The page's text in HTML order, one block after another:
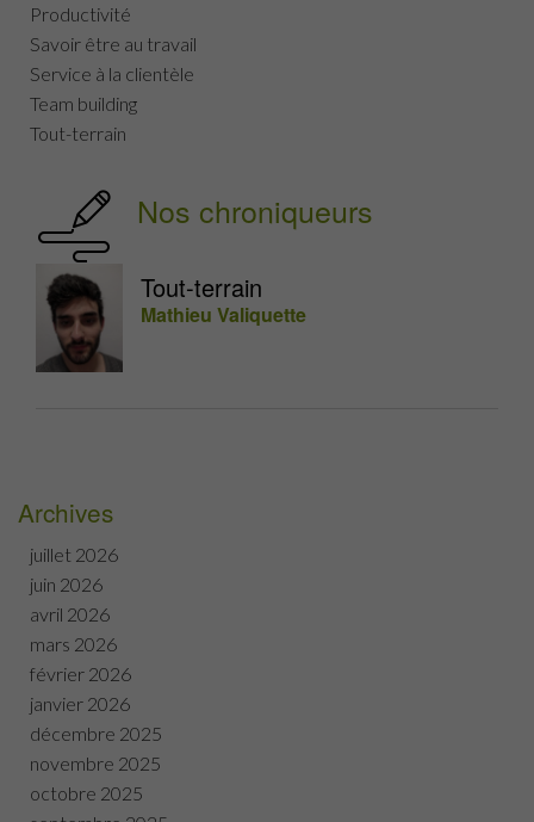
Productivité
Savoir être au travail
Service à la clientèle
Team building
Tout-terrain
Nos chroniqueurs
Tout-terrain
Mathieu Valiquette
Archives
juillet 2026
juin 2026
avril 2026
mars 2026
février 2026
janvier 2026
décembre 2025
novembre 2025
octobre 2025